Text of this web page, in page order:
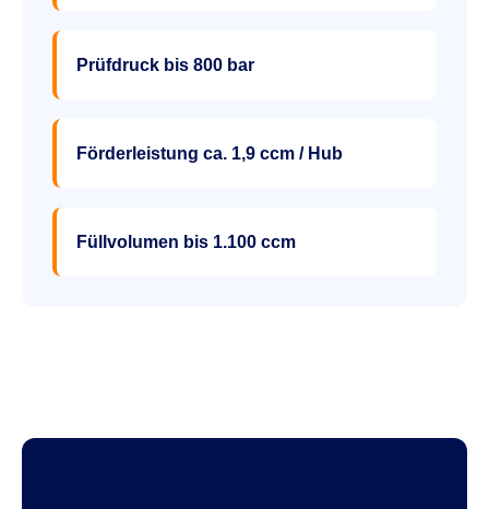
Prüfdruck bis 800 bar
Förderleistung ca. 1,9 ccm / Hub
Füllvolumen bis 1.100 ccm